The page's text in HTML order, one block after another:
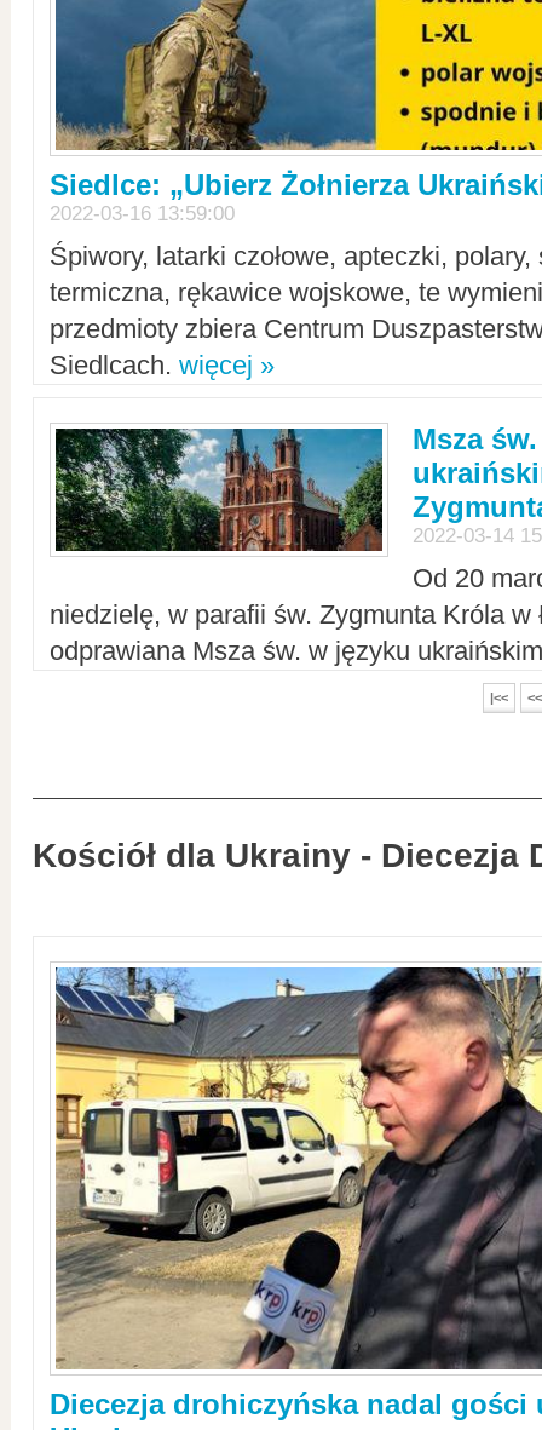
Siedlce: „Ubierz Żołnierza
2022-03-16 13:59:00
Śpiwory, latarki czołowe, apteczki,
termiczna, rękawice wojskowe, te
przedmioty zbiera Centrum
Siedlcach. więcej »
Msza
2022-03-14
Od 20
niedzielę, w parafii św. Zygmunta Króla w
odprawiana Msza św. w języku
|<< <<
Kościół dla Ukrainy - Diecezja
Diecezja drohiczyńska nadal gości